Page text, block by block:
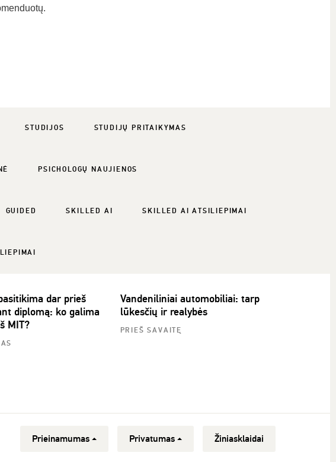
STUDIJOS STUDIJŲ PRITAIKYMAS
PSICHOLOGŲ NAUJIENOS
GUIDED SKILLED AI SKILLED AI ATSILIEPIMAI
dar prieš
diplomą: ko galima
MIT?
Vandeniliniai automobiliai: tarp
lūkesčių ir realybės
PRIEŠ SAVAITĘ
Prieinamumas Privatumas Žiniasklaidai